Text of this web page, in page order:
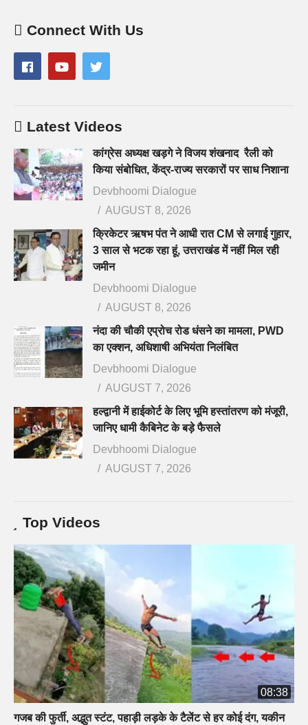
Connect With Us
Latest Videos
कांग्रेस अध्यक्ष खड़गे ने विजय शंखनाद रैली को
किया संबोधित, केंद्र-राज्य सरकारों पर साध निशाना
Devbhoomi Dialogue
AUGUST 8, 2026
क्रिकेटर ऋषभ पंत ने आधी रात CM से लगाई गुहार,
3 साल से भटक रहा हूं, उत्तराखंड में नहीं मिल रही
जमीन
Devbhoomi Dialogue
AUGUST 8, 2026
नंदा की चौकी एप्रोच रोड धंसने का मामला, PWD
का एक्शन, अधिशाषी अभियंता निलंबित
Devbhoomi Dialogue
AUGUST 7, 2026
हल्द्वानी में हाईकोर्ट के लिए भूमि हस्तांतरण को मंजूरी,
जानिए धामी कैबिनेट के बड़े फैसले
Devbhoomi Dialogue
AUGUST 7, 2026
Top Videos
08:38
गजब की फुर्ती, अद्भुत स्टंट, पहाड़ी लड़के के टैलेंट से हर कोई दंग, यकीन